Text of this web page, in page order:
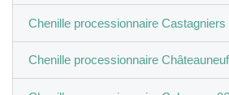
Chenille processionnaire Castagniers
Chenille processionnaire